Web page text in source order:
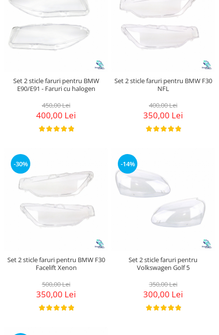
Volkswagen
Volvo
Valve PCV
Kit reparatie faruri
Adaptoare auxiliare
Produse cu discount de pana la
Set 2 sticle faruri pentru BMW
E90/E91 - Faruri cu halogen
450,00 Lei
400,00 Lei
Set 2 sticle faruri pentru BMW F30
NFL
400,00 Lei
350,00 Lei
-30%
Set 2 sticle faruri pentru BMW F30
Facelift Xenon
500,00 Lei
350,00 Lei
-14%
Set 2 sticle faruri pentru
Volkswagen Golf 5
350,00 Lei
300,00 Lei